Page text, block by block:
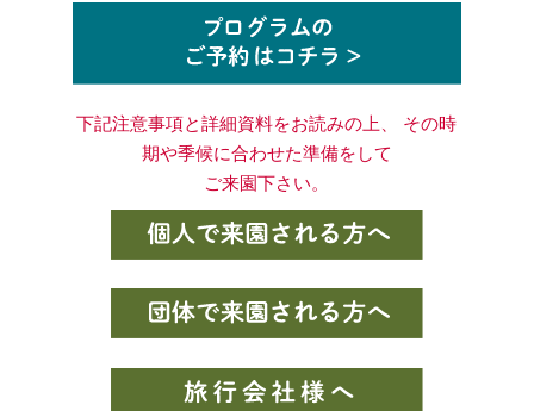
下記注意事項と詳細資料をお読みの上、 その時
期や季候に合わせた準備をして
ご来園下さい。